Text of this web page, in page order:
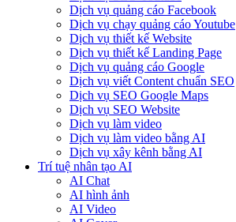
Dịch vụ quảng cáo Facebook
Dịch vụ chạy quảng cáo Youtube
Dịch vụ thiết kế Website
Dịch vụ thiết kế Landing Page
Dịch vụ quảng cáo Google
Dịch vụ viết Content chuẩn SEO
Dịch vụ SEO Google Maps
Dịch vụ SEO Website
Dịch vụ làm video
Dịch vụ làm video bằng AI
Dịch vụ xây kênh bằng AI
Trí tuệ nhân tạo AI
AI Chat
AI hình ảnh
AI Video